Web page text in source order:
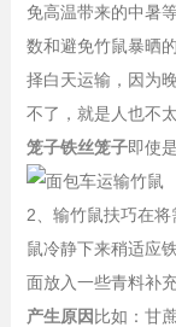
免高温带来的中暑
数和避免竹鼠暴晒
择白天运输，因为
不了，就是人也不
笼子铁丝笼子即使
2、输竹鼠扶巧在
鼠冷静下来稍适应
面放入一些青料补
产生原因 比如：甘